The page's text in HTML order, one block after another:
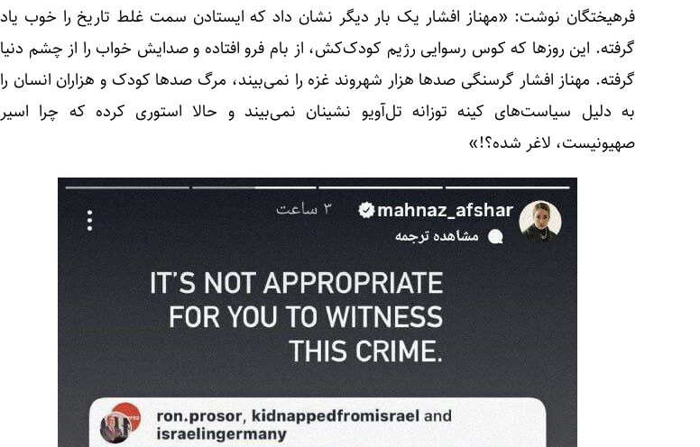
فرهیختگان نوشت: «مهناز افشار یک بار دیگر نشان داد که ایستادن سمت غلط تاریخ را خوب یاد
گرفته. این روز‌ها که کوس رسوایی رژیم کودک‌کش، از بام فرو افتاده و صدایش خواب را از چشم دنیا
گرفته. مهناز افشار گرسنگی صد‌ها هزار شهروند غزه را نمی‌بیند، مرگ صد‌ها کودک و هزاران انسان را
به دلیل سیاست‌های کینه توزانه تل‌آویو نشینان نمی‌بیند و حالا استوری کرده که چرا اسیر
صهیونیست، لاغر شده؟!»